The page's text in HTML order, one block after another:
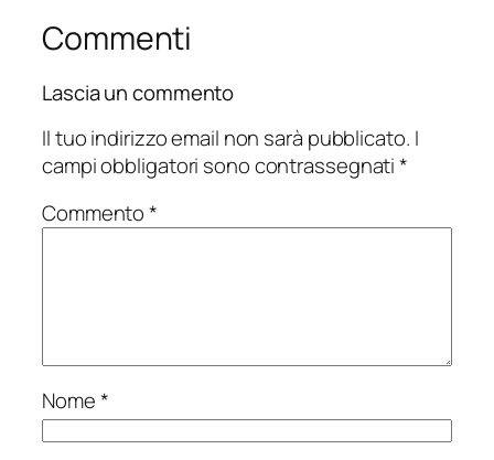
Commenti
Lascia un commento
Il tuo indirizzo email non sarà pubblicato. I
campi obbligatori sono contrassegnati*
Commento*
Nome*